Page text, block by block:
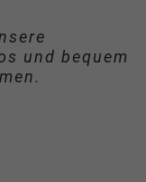
und bequem